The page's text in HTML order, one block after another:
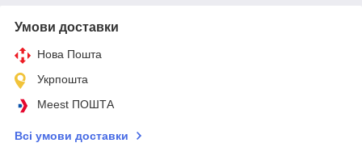
Умови доставки
Нова Пошта
Укрпошта
Meest ПОШТА
Всі умови доставки